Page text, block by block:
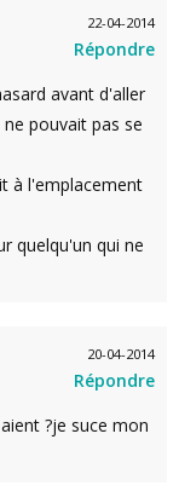
22-04-2014
Répondre
avant d'aller
pouvait pas se
à l'emplacement
quelqu'un qui ne
20-04-2014
Répondre
?je suce mon